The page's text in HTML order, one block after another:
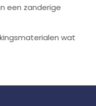
een zanderige
wat